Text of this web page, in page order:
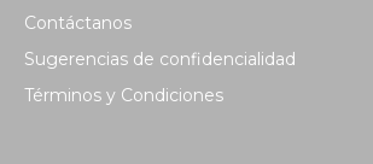
Contáctanos
Sugerencias de confidencialidad
Términos y Condiciones